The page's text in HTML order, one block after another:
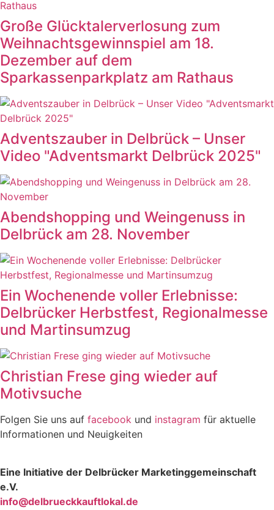
Große Glücktalerverlosung zum
Weihnachtsgewinnspiel am 18.
Dezember auf dem
Sparkassenparkplatz am Rathaus
Adventszauber in Delbrück – Unser
Video "Adventsmarkt Delbrück 2025"
Abendshopping und Weingenuss in
Delbrück am 28. November
Ein Wochenende voller Erlebnisse:
Delbrücker Herbstfest, Regionalmesse
und Martinsumzug
Christian Frese ging wieder auf
Motivsuche
Folgen Sie uns auf facebook und instagram für aktuelle
Informationen und Neuigkeiten
Eine Initiative der Delbrücker Marketinggemeinschaft
e.V.
info@delbrueckkauftlokal.de